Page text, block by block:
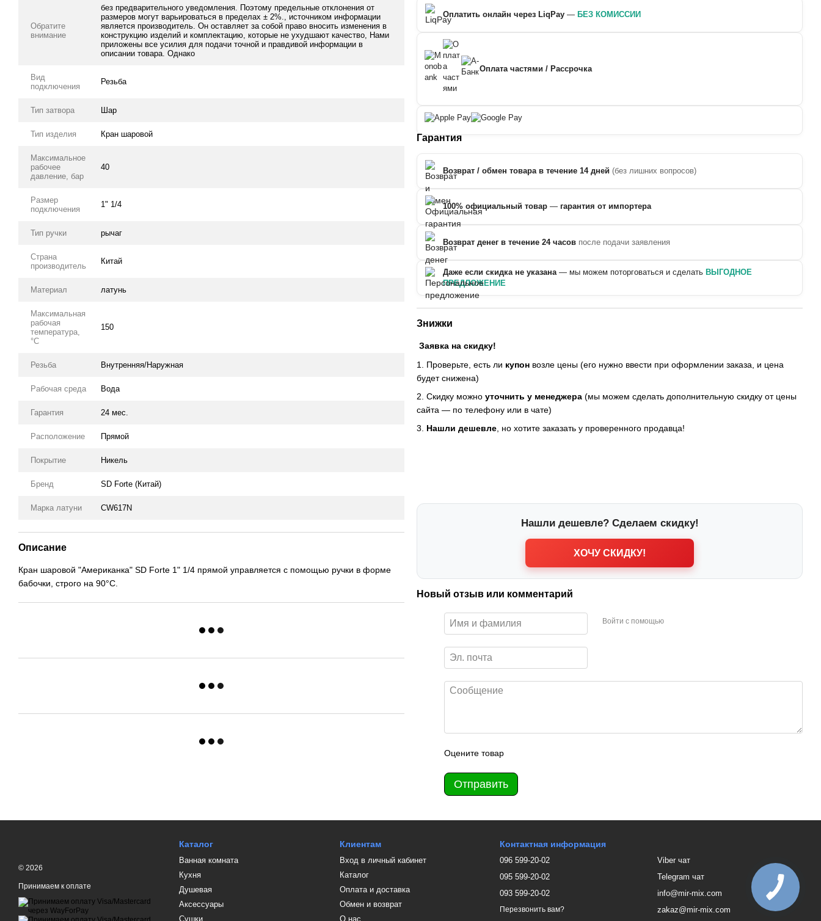
Обратите
внимание
без предварительного уведомления. Поэтому предельные отклонения от
размеров могут варьироваться в пределах ± 2%., источником информации
является производитель. Он оставляет за собой право вносить изменения в
конструкцию изделий и комплектацию, которые не ухудшают качество, Нами
приложены все усилия для подачи точной и правдивой информации в
описании товара. Однако
Вид
подключения
Резьба
Тип затвора Шар
Тип изделия Кран шаровой
Максимальное
рабочее
давление, бар
40
Размер
подключения
1" 1/4
Тип ручки рычаг
Страна
производитель
Китай
Материал латунь
Максимальная
рабочая
температура,
°C
150
Резьба Внутренняя/Наружная
Рабочая среда Вода
Гарантия 24 мес.
Расположение Прямой
Покрытие Никель
Бренд SD Forte (Китай)
Марка латуни CW617N
Описание
Кран шаровой "Американка" SD Forte 1" 1/4 прямой управляется с помощью ручки в форме
бабочки, строго на 90°С.
Оплатить онлайн через LiqPay — БЕЗ КОМИССИИ
Оплата частями / Рассрочка
Гарантия
Возврат / обмен товара в течение 14 дней (без лишних вопросов)
100% официальный товар — гарантия от импортера
Возврат денег в течение 24 часов после подачи заявления
Даже если скидка не указана— мы можем поторговаться и сделать ВЫГОДНОЕ
ПРЕДЛОЖЕНИЕ
Знижки
Заявка на скидку!
1. Проверьте, есть ли купон возле цены (его нужно ввести при оформлении заказа, и цена
будет снижена)
2. Скидку можно уточнить у менеджера (мы можем сделать дополнительную скидку от цены
сайта — по телефону или в чате)
3. Нашли дешевле, но хотите заказать у проверенного продавца!
Нашли дешевле? Сделаем скидку!
ХОЧУ СКИДКУ!
Новый отзыв или комментарий
Войти с помощью
Оцените товар
Отправить
© 2026
Принимаем к оплате
Каталог
Ванная комната
Кухня
Душевая
Аксессуары
Сушки
Клиентам
Вход в личный кабинет
Каталог
Оплата и доставка
Обмен и возврат
О нас
Контактная информация
096 599-20-02
095 599-20-02
093 599-20-02
Перезвонить вам?
Viber чат
Telegram чат
info@mir-mix.com
zakaz@mir-mix.com